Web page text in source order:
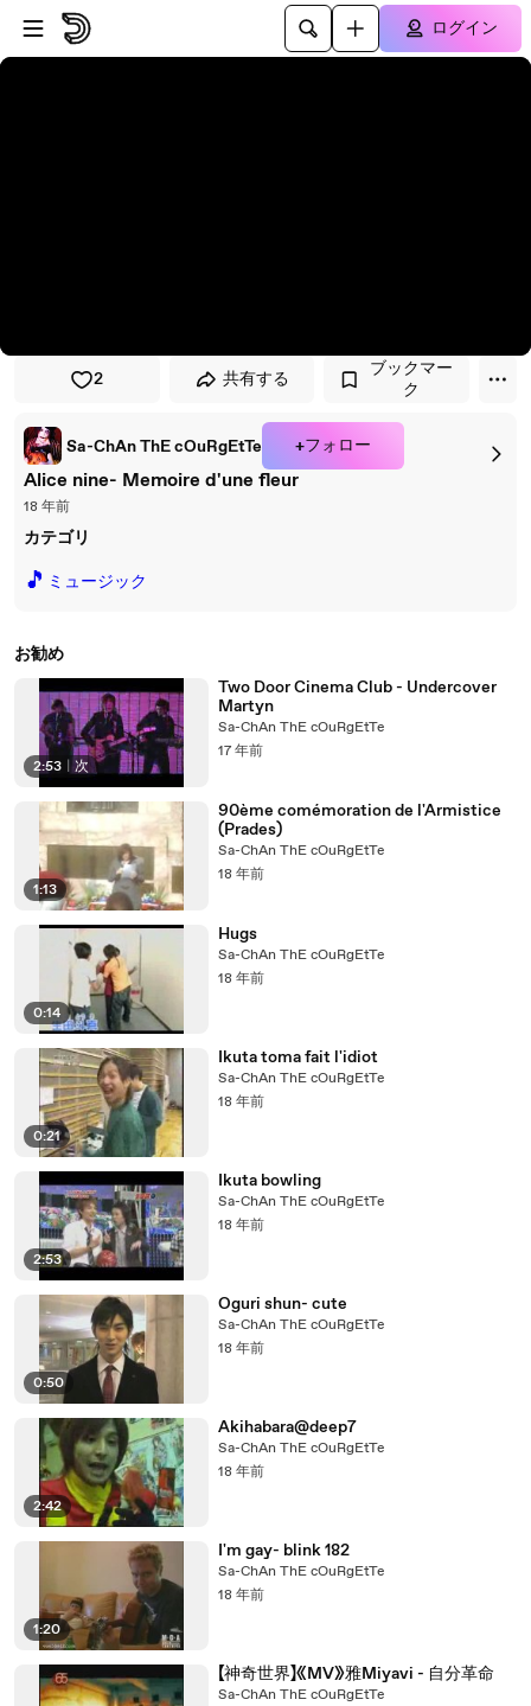
プレイヤーにスキップ
メインコンテンツにスキップ
ログイン
2 共有する
ブックマー
ク
Sa-ChAn ThE cOuRgEtTe +フォロー
Alice nine- Memoire d'une fleur
18 年前
カテゴリ
🎵 ミュージック
お勧め
2:53 次
Two Door Cinema Club - Undercover
Martyn
Sa-ChAn ThE cOuRgEtTe
17 年前
1:13
90ème comémoration de l'Armistice
(Prades)
Sa-ChAn ThE cOuRgEtTe
18 年前
0:14
Hugs
Sa-ChAn ThE cOuRgEtTe
18 年前
0:21
Ikuta toma fait l'idiot
Sa-ChAn ThE cOuRgEtTe
18 年前
2:53
Ikuta bowling
Sa-ChAn ThE cOuRgEtTe
18 年前
0:50
Oguri shun- cute
Sa-ChAn ThE cOuRgEtTe
18 年前
2:42
Akihabara@deep7
Sa-ChAn ThE cOuRgEtTe
18 年前
1:20
I'm gay- blink 182
Sa-ChAn ThE cOuRgEtTe
18 年前
【神奇世界】《MV》雅Miyavi - 自分革命
Sa-ChAn ThE cOuRgEtTe